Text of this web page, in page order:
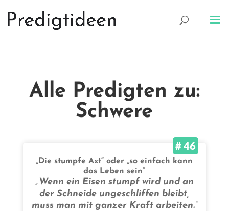
Alle Predigten zu:
Schwere
# 46
„Die stumpfe Axt“ oder „so einfach kann
das Leben sein“
„Wenn ein Eisen stumpf wird und an
der Schneide ungeschliffen bleibt,
muss man mit ganzer Kraft arbeiten.“